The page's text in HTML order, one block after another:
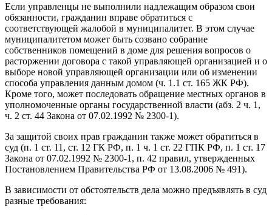
Если управленцы не выполнили надлежащим образом свои
обязанности, гражданин вправе обратиться с
соответствующей жалобой в муниципалитет. В этом случае
муниципалитетом может быть созвано собрание
собственников помещений в доме для решения вопросов о
расторжении договора с такой управляющей организацией и о
выборе новой управляющей организации или об изменении
способа управления данным домом (ч. 1.1 ст. 165 ЖК РФ).
Кроме того, может последовать обращение местных органов в
уполномоченные органы государственной власти (абз. 2 ч. 1,
ч. 2 ст. 44 Закона от 07.02.1992 № 2300-1).
За защитой своих прав гражданин также может обратиться в
суд (п. 1 ст. 11, ст. 12 ГК РФ, п. 1 ч. 1 ст. 22 ГПК РФ, п. 1 ст. 17
Закона от 07.02.1992 № 2300-1, п. 42 правил, утвержденных
Постановлением Правительства РФ от 13.08.2006 № 491).
В зависимости от обстоятельств дела можно предъявлять в суд
разные требования: